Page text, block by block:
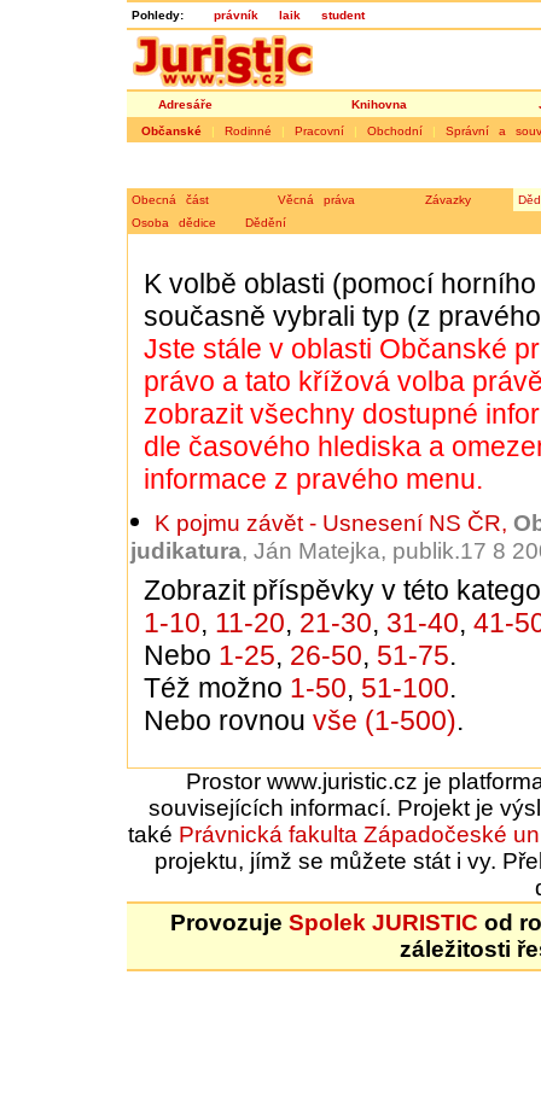
Pohledy: právník laik student
Adresáře Knihovna
Občanské | Rodinné | Pracovní | Obchodní | Správní a
Obecná část Věcná práva Závazky
Osoba dědice
Dědění
K volbě oblasti (pomocí
současně vybrali typ (z
Jste stále v oblasti Občanské
právo a tato křížová volba
zobrazit všechny dostupné
dle časového hlediska a
informace z pravého menu.
K pojmu závět - Usnesení NS ČR,
judikatura, Ján Matejka, publik.17 8
Zobrazit příspěvky v této
1-10, 11-20, 21-30, 31-40, 41-
Nebo 1-25, 26-50, 51-75.
Též možno 1-50, 51-100.
Nebo rovnou vše (1-500).
Prostor www.juristic.cz je
souvisejících informací. Projekt je
také Právnická fakulta Západočeské
projektu, jímž se můžete stát i vy.
Provozuje Spolek JURISTIC od
záležitosti